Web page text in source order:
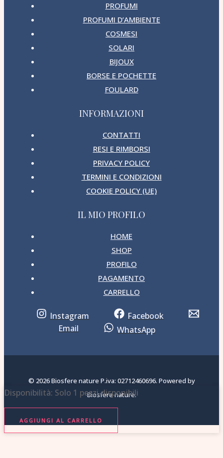
PROFUMI
PROFUMI D’AMBIENTE
COSMESI
SOLARI
BIJOUX
BORSE E POCHETTE
FOULARD
INFORMAZIONI
CONTATTI
RESI E RIMBORSI
PRIVACY POLICY
TERMINI E CONDIZIONI
COOKIE POLICY (UE)
IL MIO PROFILO
HOME
SHOP
PROFILO
PAGAMENTO
CARRELLO
Instagram
Facebook
Email
WhatsApp
© 2026 Biosfere nature P.iva: 02712460696. Powered by
Biosfere nature.
Disponibilità: Solo 1 pezzi disponibili
BEAUTY
NECTAR
Latte
Corpo
AGGIUNGI AL CARRELLO